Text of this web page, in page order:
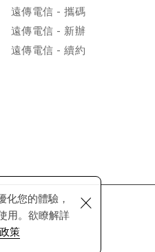
化您的體驗，
用。欲瞭解詳
策
×
遠傳電信 - 攜碼
遠傳電信 - 新辦
遠傳電信 - 續約